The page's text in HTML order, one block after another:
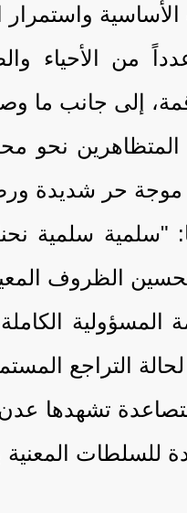
من الأحياء
إلى جانب ما
نحو
حر شديدة
"سلمية سلمية
الظروف
التراجع
تشهدها
للسلطات